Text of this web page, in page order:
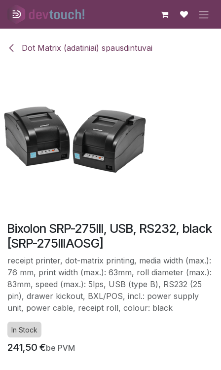
Skip to Content
Dot Matrix (adatiniai) spausdintuvai
Bixolon SRP-275III, USB, RS232, black
[SRP-275IIIAOSG]
receipt printer, dot-matrix printing, media width (max.):
76 mm, print width (max.): 63mm, roll diameter (max.):
83mm, speed (max.): 5lps, USB (type B), RS232 (25
pin), drawer kickout, BXL/POS, incl.: power supply
unit, power cable, receipt roll, colour: black
In Stock
241,50 €be PVM